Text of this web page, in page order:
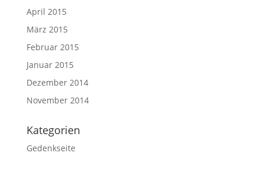
April 2015
März 2015
Februar 2015
Januar 2015
Dezember 2014
November 2014
Kategorien
Gedenkseite